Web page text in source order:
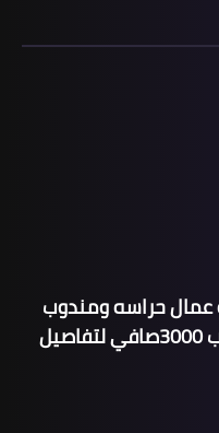
عمال حراسه ومندوب
مبيعات في معرض وسائق براتب 3000صافي لتفاصيل